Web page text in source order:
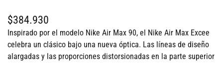
$384.930
Inspirado por el modelo Nike Air Max 90, el Nike Air Max Excee
celebra un clásico bajo una nueva óptica. Las líneas de diseño
alargadas y las proporciones distorsionadas en la parte superior